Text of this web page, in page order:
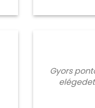
Gyors